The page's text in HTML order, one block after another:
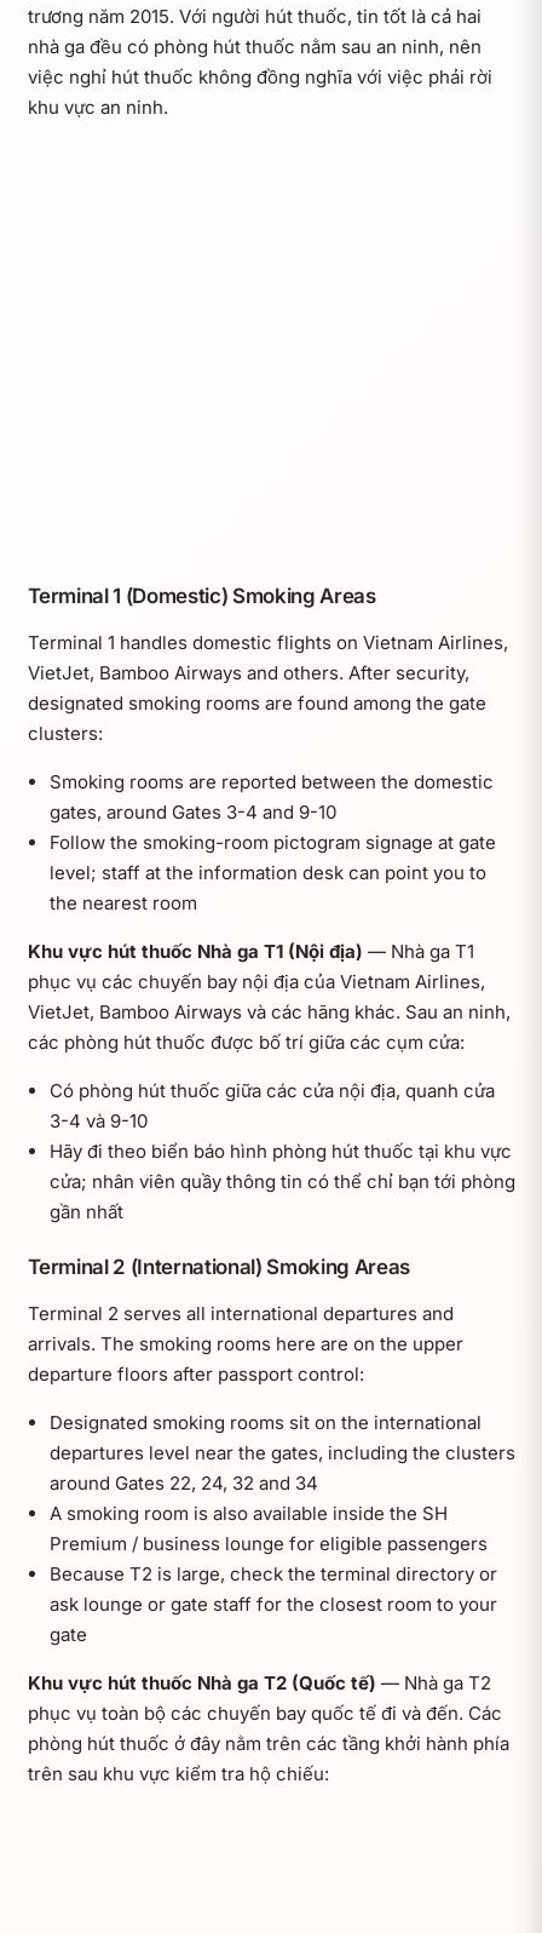
trương năm 2015. Với người hút thuốc, tin tốt là cả hai
nhà ga đều có phòng hút thuốc nằm sau an ninh, nên
việc nghỉ hút thuốc không đồng nghĩa với việc phải rời
khu vực an ninh.
Terminal 1 (Domestic) Smoking Areas
Terminal 1 handles domestic flights on Vietnam Airlines,
VietJet, Bamboo Airways and others. After security,
designated smoking rooms are found among the gate
clusters:
Smoking rooms are reported between the domestic
gates, around Gates 3-4 and 9-10
Follow the smoking-room pictogram signage at gate
level; staff at the information desk can point you to
the nearest room
Khu vực hút thuốc Nhà ga T1 (Nội địa) — Nhà ga T1
phục vụ các chuyến bay nội địa của Vietnam Airlines,
VietJet, Bamboo Airways và các hãng khác. Sau an ninh,
các phòng hút thuốc được bố trí giữa các cụm cửa:
Có phòng hút thuốc giữa các cửa nội địa, quanh cửa
3-4 và 9-10
Hãy đi theo biển báo hình phòng hút thuốc tại khu vực
cửa; nhân viên quầy thông tin có thể chỉ bạn tới phòng
gần nhất
Terminal 2 (International) Smoking Areas
Terminal 2 serves all international departures and
arrivals. The smoking rooms here are on the upper
departure floors after passport control:
Designated smoking rooms sit on the international
departures level near the gates, including the clusters
around Gates 22, 24, 32 and 34
A smoking room is also available inside the SH
Premium / business lounge for eligible passengers
Because T2 is large, check the terminal directory or
ask lounge or gate staff for the closest room to your
gate
Khu vực hút thuốc Nhà ga T2 (Quốc tế) — Nhà ga T2
phục vụ toàn bộ các chuyến bay quốc tế đi và đến. Các
phòng hút thuốc ở đây nằm trên các tầng khởi hành phía
trên sau khu vực kiểm tra hộ chiếu: